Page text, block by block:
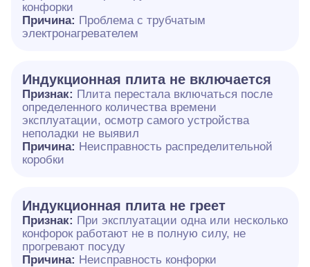
конфорки
Причина: Проблема с трубчатым
электронагревателем
Индукционная плита не включается
Признак: Плита перестала включаться после
определенного количества времени
эксплуатации, осмотр самого устройства
неполадки не выявил
Причина: Неисправность распределительной
коробки
Индукционная плита не греет
Признак: При эксплуатации одна или несколько
конфорок работают не в полную силу, не
прогревают посуду
Причина: Неисправность конфорки